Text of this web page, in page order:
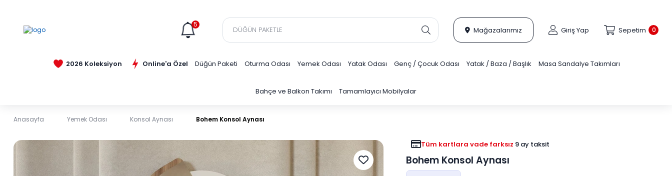
5
Mağazalarımız Giriş Yap 0
Sepetim
2026 Koleksiyon Online'a Özel Düğün Paketi Oturma Odası Yemek Odası Yatak Odası Genç / Çocuk Odası Yatak / Baza / Başlık Masa Sandalye Takımları
Bahçe ve Balkon Takımı Tamamlayıcı Mobilyalar
Anasayfa Yemek Odası Konsol Aynası Bohem Konsol Aynası
Tüm kartlara vade farksız 9 ay taksit
Bohem Konsol Aynası